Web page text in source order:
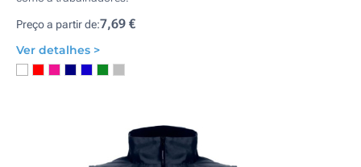
Preço a partir de:7,69 €
Ver detalhes >